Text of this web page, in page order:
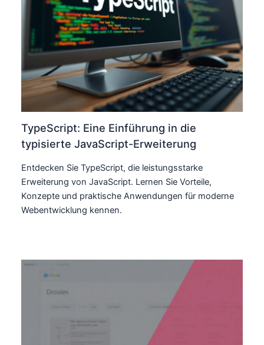
TypeScript: Eine Einführung in die
typisierte JavaScript-Erweiterung
Entdecken Sie TypeScript, die leistungsstarke
Erweiterung von JavaScript. Lernen Sie Vorteile,
Konzepte und praktische Anwendungen für moderne
Webentwicklung kennen.